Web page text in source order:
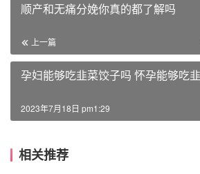
顺产和无痛分娩你真的都了解吗
上一篇
孕妇能够吃韭菜饺子吗 怀孕能够吃
2023年7月18日 pm1:29
相关推荐